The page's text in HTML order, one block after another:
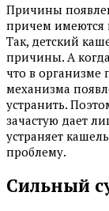
Причины
причем имеются
Так, детский
причины. А
что в организме
механизма
устранить.
зачастую дает
устраняет
проблему.
Сильный